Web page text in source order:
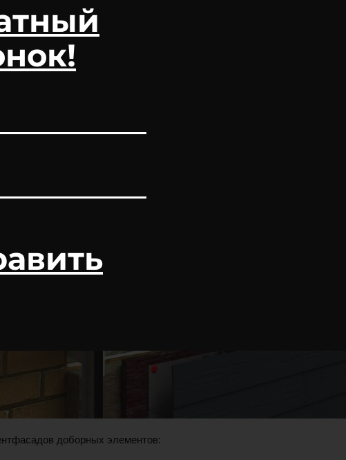
доборных элементов: